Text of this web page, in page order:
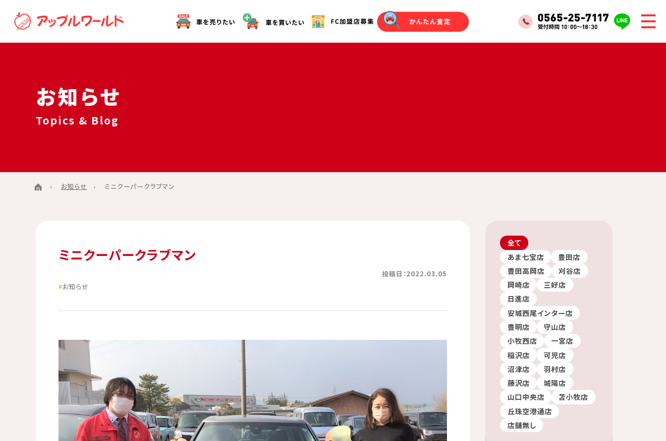
お知らせ
Topics & Blog
お知らせ ミニクーパークラブマン
ミニクーパークラブマン
投稿日：2022.03.05
お知らせ
全て
あま七宝店
豊田店
豊田高岡店
刈谷店
岡崎店
三好店
日進店
安城西尾インター店
豊明店
守山店
小牧西店
一宮店
稲沢店
可児店
沼津店
羽村店
藤沢店
城陽店
山口中央店
苫小牧店
丘珠空港通店
店舗無し